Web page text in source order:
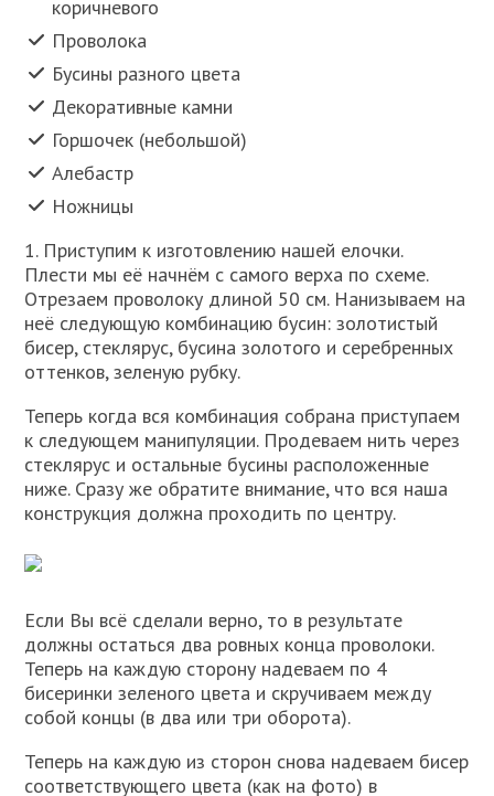
коричневого
Проволока
Бусины разного цвета
Декоративные камни
Горшочек (небольшой)
Алебастр
Ножницы
1. Приступим к изготовлению нашей елочки.
Плести мы её начнём с самого верха по схеме.
Отрезаем проволоку длиной 50 см. Нанизываем на
неё следующую комбинацию бусин: золотистый
бисер, стеклярус, бусина золотого и серебренных
оттенков, зеленую рубку.
Теперь когда вся комбинация собрана приступаем
к следующем манипуляции. Продеваем нить через
стеклярус и остальные бусины расположенные
ниже. Сразу же обратите внимание, что вся наша
конструкция должна проходить по центру.
Если Вы всё сделали верно, то в результате
должны остаться два ровных конца проволоки.
Теперь на каждую сторону надеваем по 4
бисеринки зеленого цвета и скручиваем между
собой концы (в два или три оборота).
Теперь на каждую из сторон снова надеваем бисер
соответствующего цвета (как на фото) в